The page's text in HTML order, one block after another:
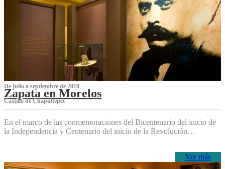
De julio a septiembre de 2010
Zapata en Morelos
Castillo de Chapultepec
En el marco de las conmemoraciones del Bicentenario del inicio de
la Independencia y Centenario del inicio de la Revolución…
Ver más